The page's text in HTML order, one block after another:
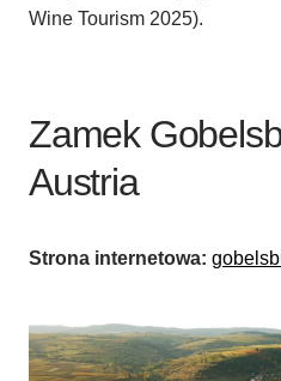
Wine Tourism 2025).
Zamek
Austria
Strona internetowa: